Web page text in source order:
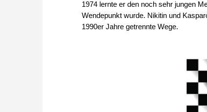
1974 lernte er den noch sehr jungen
Wendepunkt wurde. Nikitin und
1990er Jahre getrennte Wege.